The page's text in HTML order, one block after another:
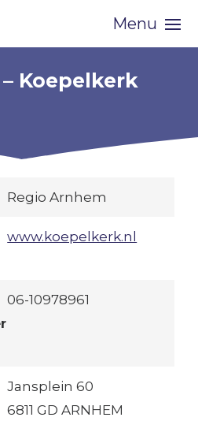
Menu
Koepelkerk
Regio Arnhem
www.koepelkerk.nl
06-10978961
Jansplein 60
6811 GD ARNHEM